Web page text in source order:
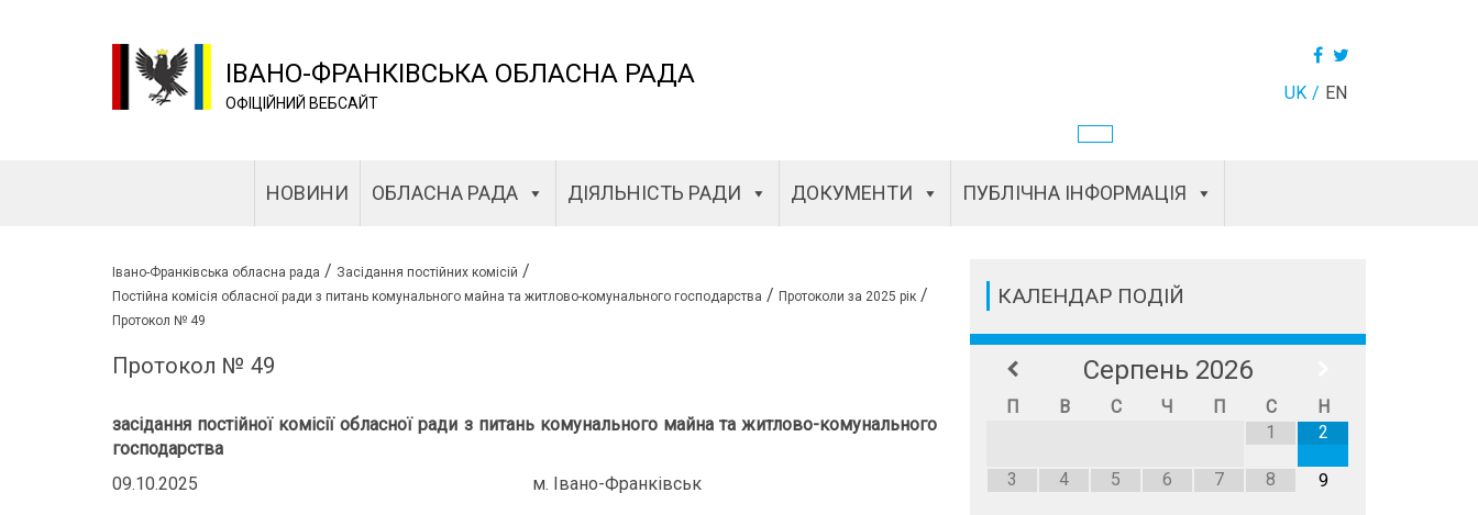
ІВАНО-ФРАНКІВСЬКА ОБЛАСНА РАДА
ОФІЦІЙНИЙ ВЕБСАЙТ UK EN
НОВИНИ ОБЛАСНА РАДА ДІЯЛЬНІСТЬ РАДИ ДОКУМЕНТИ ПУБЛІЧНА ІНФОРМАЦІЯ
Івано-Франківська обласна рада / Засідання постійних комісій /
Постійна комісія обласної ради з питань комунального майна та житлово-комунального господарства / Протоколи за 2025 рік /
Протокол № 49
Протокол № 49
засідання постійної комісії обласної ради з питань комунального майна та житлово-комунального
господарства
09.10.2025 м. Івано-Франківськ
КАЛЕНДАР ПОДІЙ
Серпень 2026
П В С Ч П С
Н
1
2
3 4 5 6 7 8 9